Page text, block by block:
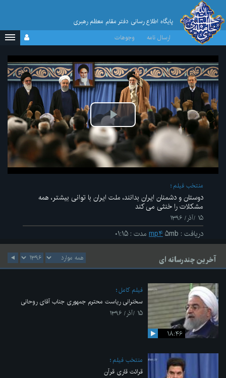
پایگاه اطلاع رسانی دفتر مقام معظم رهبری
ارسال نامه
وجوهات
پخش
ویدیو
منتخب فیلم
دوستان و دشمنان ایران بدانند، ملت ایران با توانی بیشتر، همه
مشکلات را خنثی می کند
۱۵ /آذر/ ۱۳۹۶
دریافت : mp۴۵mb مدت : ۰۱:۱۵
آخرین چندرسانه ای
۱۸:۴۶
فیلم کامل
سخنرانی ریاست محترم جمهوری جناب آقای روحانی
۱۵ /آذر/ ۱۳۹۶
منتخب فیلم
قرائت قاری قرآن